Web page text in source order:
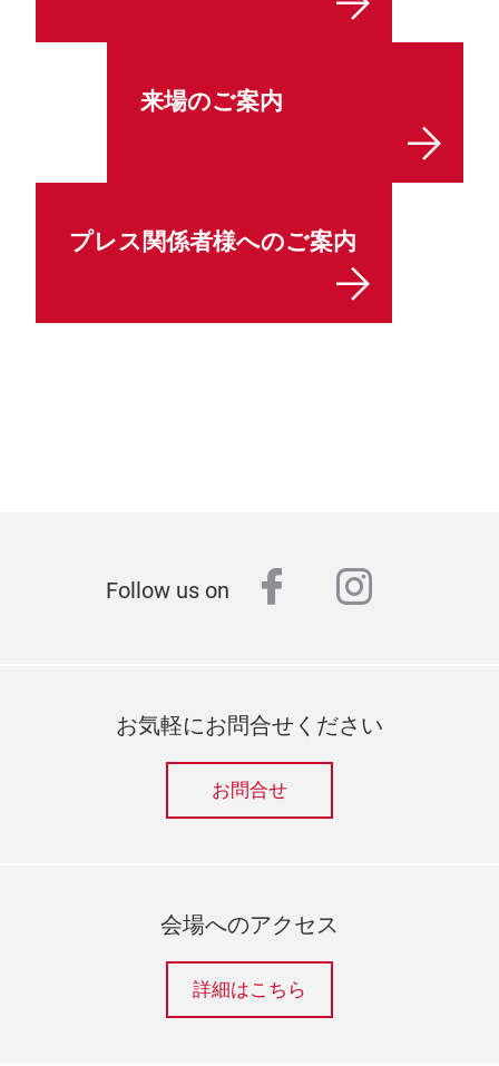
来場のご案内
プレス関係者様へのご案内
Follow us on facebook
お気軽にお問合せください
お問合せ
会場へのアクセス
詳細はこちら